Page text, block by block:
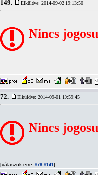
149. Elküldve: 2014-09-02 19:13:50
Nincs
72. Elküldve: 2014-09-01 10:59:45
Nincs
[válaszok erre: #78 #141]